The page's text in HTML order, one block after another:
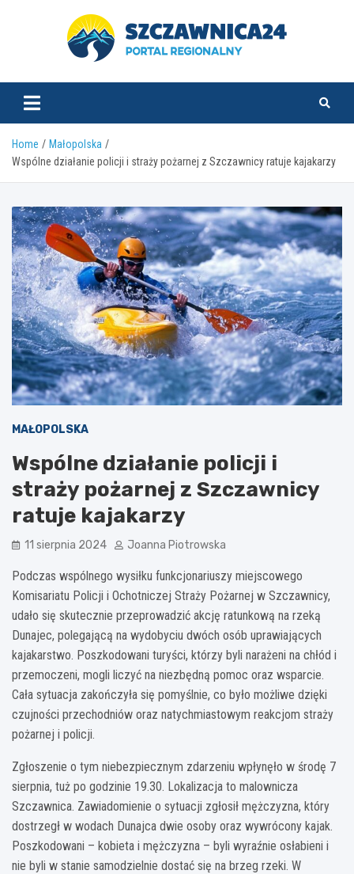
szczawnica24.pl
Home
Małopolska
Wspólne działanie policji i straży pożarnej z Szczawnicy ratuje kajakarzy
MAŁOPOLSKA
Wspólne działanie policji i
straży pożarnej z Szczawnicy
ratuje kajakarzy
11 sierpnia 2024 Joanna Piotrowska
Podczas wspólnego wysiłku funkcjonariuszy miejscowego
Komisariatu Policji i Ochotniczej Straży Pożarnej w Szczawnicy,
udało się skutecznie przeprowadzić akcję ratunkową na rzeką
Dunajec, polegającą na wydobyciu dwóch osób uprawiających
kajakarstwo. Poszkodowani turyści, którzy byli narażeni na chłód i
przemoczeni, mogli liczyć na niezbędną pomoc oraz wsparcie.
Cała sytuacja zakończyła się pomyślnie, co było możliwe dzięki
czujności przechodniów oraz natychmiastowym reakcjom straży
pożarnej i policji.
Zgłoszenie o tym niebezpiecznym zdarzeniu wpłynęło w środę 7
sierpnia, tuż po godzinie 19.30. Lokalizacja to malownicza
Szczawnica. Zawiadomienie o sytuacji zgłosił mężczyzna, który
dostrzegł w wodach Dunajca dwie osoby oraz wywrócony kajak.
Poszkodowani – kobieta i mężczyzna – byli wyraźnie osłabieni i
nie byli w stanie samodzielnie dostać się na brzeg rzeki. W